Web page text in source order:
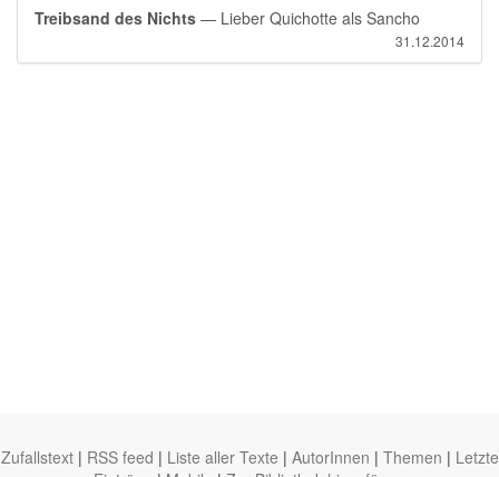
Treibsand des Nichts — Lieber Quichotte als Sancho
31.12.2014
Zufallstext | RSS feed | Liste aller Texte | AutorInnen | Themen | Letzte